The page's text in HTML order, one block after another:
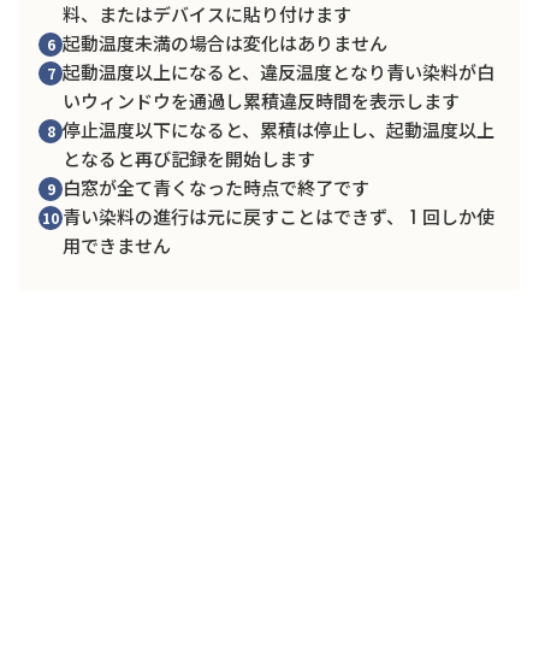
料、またはデバイスに貼り付けます
6 起動温度未満の場合は変化はありません
7 起動温度以上になると、違反温度となり青い染料が⽩
いウィンドウを通過し累積違反時間を表示します
8 停止温度以下になると、累積は停止し、起動温度以上
となると再び記録を開始します
9 白窓が全て青くなった時点で終了です
10 青い染料の進行は元に戻すことはできず、 1 回しか使
用できません